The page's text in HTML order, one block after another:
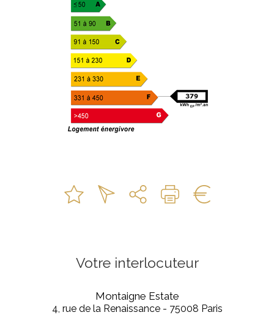
Votre interlocuteur
Montaigne Estate
4, rue de la Renaissance - 75008 Paris